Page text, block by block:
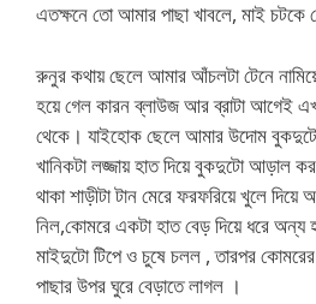
এতক্ষনে তো আমার পাছা খাবলে, মাই চটকে
রুনুর কথায় ছেলে আমার আঁচলটা টেনে
হয়ে গেল কারন ব্লাউজ আর ব্রাটা আগেই
থেকে। যাইহোক ছেলে আমার উদোম
খানিকটা লজ্জায় হাত দিয়ে বুকদুটো আড়াল
থাকা শাড়ীটা টান মেরে ফরফরিয়ে খুলে দিয়ে
নিল,কোমরে একটা হাত বেড় দিয়ে ধরে অন্য
মাইদুটো টিপে ও চুষে চলল , তারপর
পাছার উপর ঘুরে বেড়াতে লাগল ।